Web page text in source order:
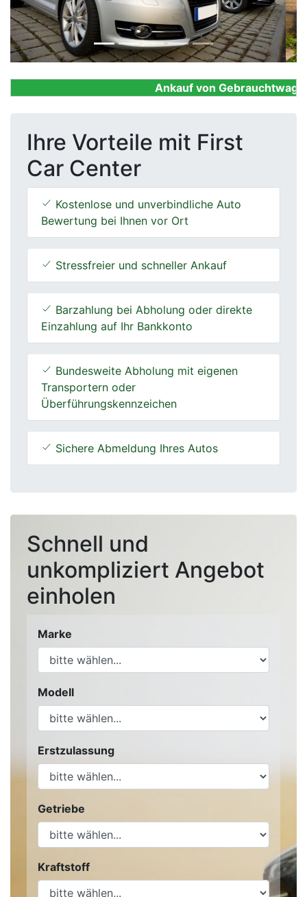
Ankauf von
Ihre Vorteile mit First
Car Center
Kostenlose und unverbindliche Auto
Bewertung bei Ihnen vor Ort
Stressfreier und schneller Ankauf
Barzahlung bei Abholung oder direkte
Einzahlung auf Ihr Bankkonto
Bundesweite Abholung mit eigenen
Transportern oder
Überführungskennzeichen
Sichere Abmeldung Ihres Autos
Schnell und
unkompliziert Angebot
einholen
Marke
Modell
Erstzulassung
Getriebe
Kraftstoff